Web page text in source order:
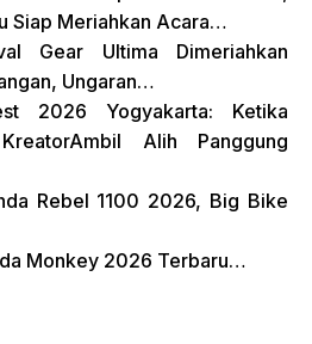
Siap Meriahkan Acara…
Gear Ultima Dimeriahkan
Ungaran…
2026 Yogyakarta: Ketika
Alih Panggung
Rebel 1100 2026, Big Bike
Monkey 2026 Terbaru…